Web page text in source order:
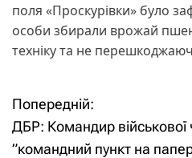
поля «Проскурівки» було
особи збирали врожай
техніку та не
Н
а
Попередній:
ДБР: Командир військової
”командний пункт на